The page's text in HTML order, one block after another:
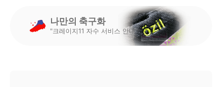
나만의 축구화
"크레이지11 자수 서비스 안내"